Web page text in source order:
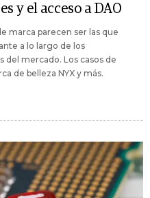
y el acceso a DAO
marca parecen ser las que
a lo largo de los
del mercado. Los casos de
de belleza NYX y más.